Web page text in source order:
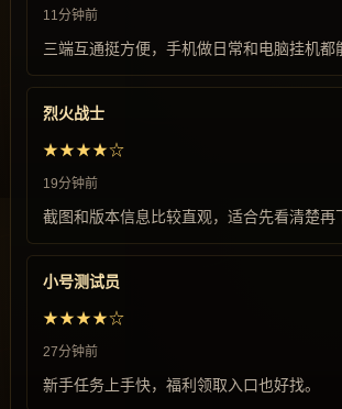
11分钟前
三端互通挺方便，手机做日常和电脑挂机都
烈火战士
★★★★☆
19分钟前
截图和版本信息比较直观，适合先看清楚再
小号测试员
★★★★☆
27分钟前
新手任务上手快，福利领取入口也好找。